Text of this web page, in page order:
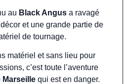
au Black Angusa ravagé
et une grande partie de
de tournage.
matériel et sans lieu pour
c’est toute l’aventure
Marseille qui est en danger.